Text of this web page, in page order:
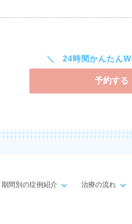
24時間かんたん
予約する
期間別の症例紹介 治療の流れ